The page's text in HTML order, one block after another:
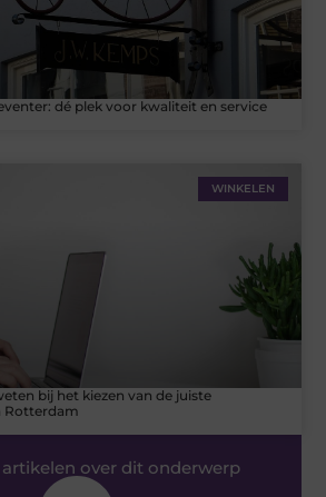
dé plek voor kwaliteit en service
WINKELEN
bij het kiezen van de juiste
Rotterdam
over dit onderwerp